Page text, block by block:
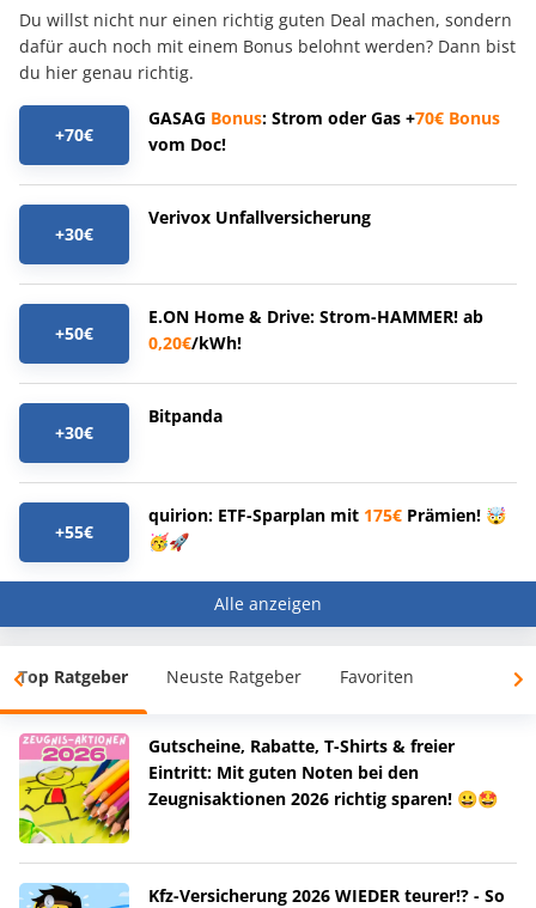
Du willst nicht nur einen richtig guten Deal machen, sondern
dafür auch noch mit einem Bonus belohnt werden? Dann bist
du hier genau richtig.
+70€
GASAG Bonus: Strom oder Gas +70€ Bonus
vom Doc!
+30€
Verivox Unfallversicherung
+50€
E.ON Home & Drive: Strom-HAMMER! ab
0,20€/kWh!
+30€
Bitpanda
+55€
quirion: ETF-Sparplan mit 175€ Prämien! 🤯
🥳🚀
Alle anzeigen
Top Ratgeber Neuste Ratgeber Favoriten
Gutscheine, Rabatte, T-Shirts & freier
Eintritt: Mit guten Noten bei den
Zeugnisaktionen 2026 richtig sparen! 😀🤩
Kfz-Versicherung 2026 WIEDER teurer!? - So